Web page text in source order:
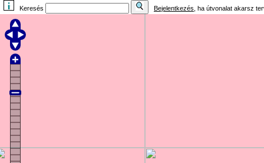
Keresés Bejelentkezés , ha útvonalat akarsz